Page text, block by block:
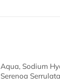
Aqua, Sodium
Serenoa